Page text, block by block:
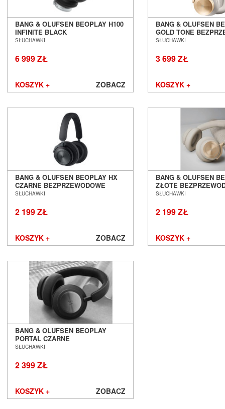
BANG & OLUFSEN BEOPLAY H100
INFINITE BLACK
BEZPRZEWODOWE SŁUCHAWKI Z
SŁUCHAWKI
6 999 ZŁ
KOSZYK + ZOBACZ
BANG & OLUFSEN
GOLD TONE
SŁUCHAWKI Z ANC
SŁUCHAWKI
3 699 ZŁ
KOSZYK +
BANG & OLUFSEN BEOPLAY HX
CZARNE BEZPRZEWODOWE
SŁUCHAWKI Z ANC SALON
OD RĘKI ---
SŁUCHAWKI
2 199 ZŁ
KOSZYK + ZOBACZ
BANG & OLUFSEN
ZŁOTE
SŁUCHAWKI Z ANC
OD RĘKI ---
SŁUCHAWKI
2 199 ZŁ
KOSZYK +
BANG & OLUFSEN BEOPLAY
PORTAL CZARNE
BEZPRZEWODOWE SŁUCHAWKI Z
SŁUCHAWKI
2 399 ZŁ
KOSZYK + ZOBACZ